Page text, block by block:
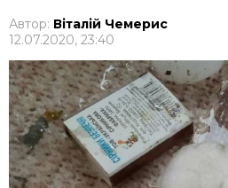
Автор: Віталій Чемерис
12.07.2020, 23:40